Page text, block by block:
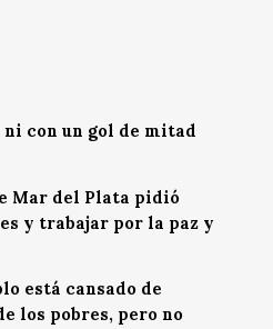
con un gol de mitad
Mar del Plata pidió
y trabajar por la paz y
está cansado de
los pobres, pero no